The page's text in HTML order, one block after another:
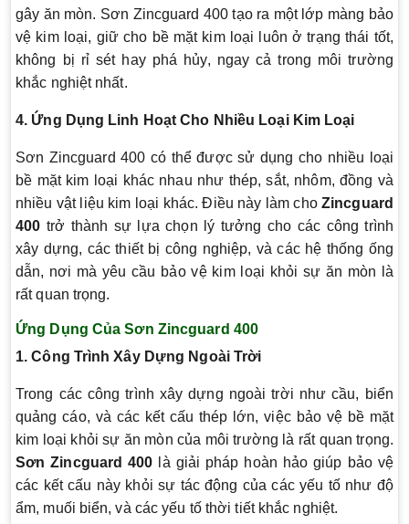
gây ăn mòn. Sơn Zincguard 400 tạo ra một lớp màng bảo
vệ kim loại, giữ cho bề mặt kim loại luôn ở trạng thái tốt,
không bị rỉ sét hay phá hủy, ngay cả trong môi trường
khắc nghiệt nhất.
4. Ứng Dụng Linh Hoạt Cho Nhiều Loại Kim Loại
Sơn Zincguard 400 có thể được sử dụng cho nhiều loại
bề mặt kim loại khác nhau như thép, sắt, nhôm, đồng và
nhiều vật liệu kim loại khác. Điều này làm choZincguard
400 trở thành sự lựa chọn lý tưởng cho các công trình
xây dựng, các thiết bị công nghiệp, và các hệ thống ống
dẫn, nơi mà yêu cầu bảo vệ kim loại khỏi sự ăn mòn là
rất quan trọng.
Ứng Dụng Của Sơn Zincguard 400
1. Công Trình Xây Dựng Ngoài Trời
Trong các công trình xây dựng ngoài trời như cầu, biển
quảng cáo, và các kết cấu thép lớn, việc bảo vệ bề mặt
kim loại khỏi sự ăn mòn của môi trường là rất quan trọng.
Sơn Zincguard 400 là giải pháp hoàn hảo giúp bảo vệ
các kết cấu này khỏi sự tác động của các yếu tố như độ
ẩm, muối biển, và các yếu tố thời tiết khắc nghiệt.